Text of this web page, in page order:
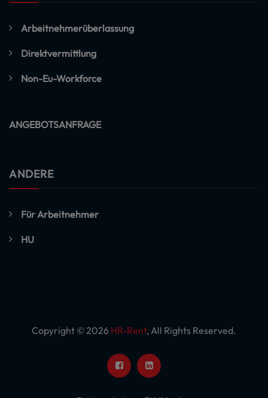
Arbeitnehmerüberlassung
Direktvermittlung
Non-Eu-Workforce
ANGEBOTSANFRAGE
ANDERE
Für Arbeitnehmer
HU
Copyright © 2026 HR-Rent, All Rights Reserved.